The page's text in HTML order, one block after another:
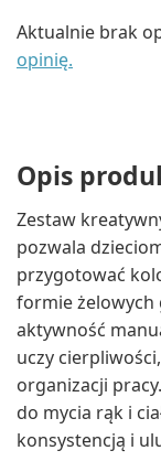
Aktualnie brak
opinię.
Opis
Zestaw
pozwala
przygotować
formie żelowych
aktywność
uczy
organizacji
do mycia rąk i
konsystencją i